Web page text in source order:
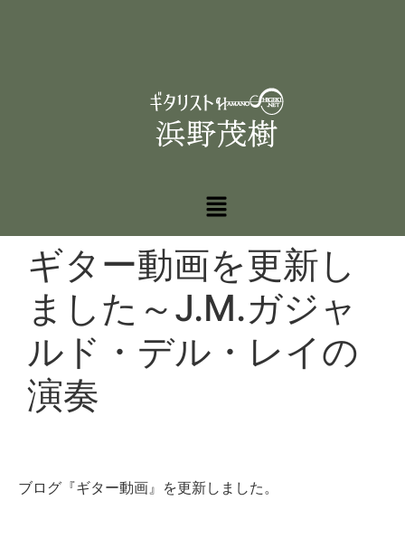
ギター動画を更新し
ました～J.M.ガジャ
ルド・デル・レイの
演奏
ブログ『ギター動画』を更新しました。